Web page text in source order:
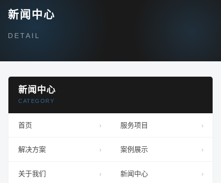
新闻中心
DETAIL
新闻中心
CATEGORY
首页 服务项目
解决方案 案例展示
关于我们 新闻中心